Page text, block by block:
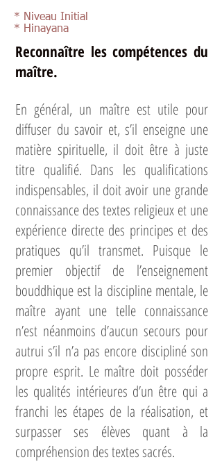
* Hinayana
* Niveau Initial
Reconnaître les compétences du
maître.
En général, un maître est utile pour
diffuser du savoir et, s’il enseigne une
matière spirituelle, il doit être à juste
titre qualifié. Dans les qualifications
indispensables, il doit avoir une grande
connaissance des textes religieux et une
expérience directe des principes et des
pratiques qu’il transmet. Puisque le
premier objectif de l’enseignement
bouddhique est la discipline mentale, le
maître ayant une telle connaissance
n’est néanmoins d’aucun secours pour
autrui s’il n’a pas encore discipliné son
propre esprit. Le maître doit posséder
les qualités intérieures d’un être qui a
franchi les étapes de la réalisation, et
surpasser ses élèves quant à la
compréhension des textes sacrés.